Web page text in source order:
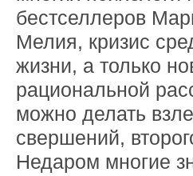
бестселлеров
Мелия, кризис
жизни, а только
рациональной
можно делать
свершений,
Недаром многие